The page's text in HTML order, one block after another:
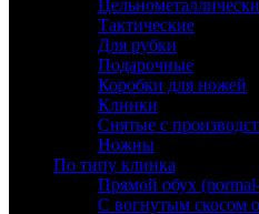
Тактические
Для рубки
Подарочные
Коробки для ножей
Клинки
Снятые с
Ножны
По типу клинка
Прямой обух
С вогнутым скосом